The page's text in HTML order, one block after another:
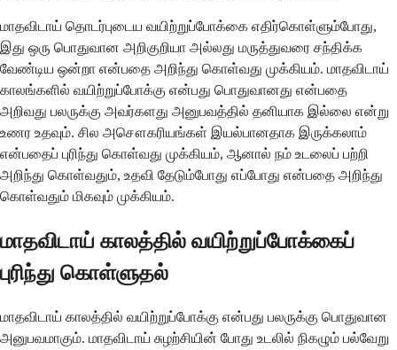
மாதவிடாய் தொடர்புடைய வயிற்றுப்போக்கை எதிர்கொள்ளும்போது,
இது ஒரு பொதுவான அறிகுறியா அல்லது மருத்துவரை சந்திக்க
வேண்டிய ஒன்றா என்பதை அறிந்து கொள்வது முக்கியம். மாதவிடாய்
காலங்களில் வயிற்றுப்போக்கு என்பது பொதுவானது என்பதை
அறிவது பலருக்கு அவர்களது அனுபவத்தில் தனியாக இல்லை என்று
உணர உதவும். சில அசௌகரியங்கள் இயல்பானதாக இருக்கலாம்
என்பதைப் புரிந்து கொள்வது முக்கியம், ஆனால் நம் உடலைப் பற்றி
அறிந்து கொள்வதும், உதவி தேடும்போது எப்போது என்பதை அறிந்து
கொள்வதும் மிகவும் முக்கியம்.
மாதவிடாய் காலத்தில் வயிற்றுப்போக்கைப்
புரிந்து கொள்ளுதல்
மாதவிடாய் காலத்தில் வயிற்றுப்போக்கு என்பது பலருக்கு பொதுவான
அனுபவமாகும். மாதவிடாய் சுழற்சியின் போது உடலில் நிகழும் பல்வேறு